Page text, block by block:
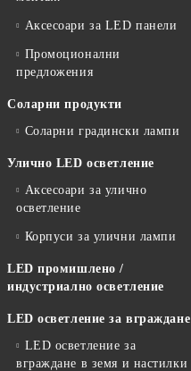
Аксесоари за LED панели
Промоционални
предложения
Соларни продукти
Соларни градински лампи
Улично LED осветление
Аксесоари за улично
осветление
Корпуси за улични лампи
LED промишлено /
индустриално осветление
LED осветление за вграждане
LED осветление за
вграждане в земя и настилки